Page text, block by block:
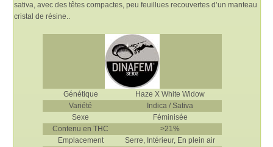
sativa, avec des têtes compactes, peu feuillues recouvertes d’un manteau
cristal de résine..
Génétique
Haze X White Widow
Variété
Indica / Sativa
Sexe
Féminisée
Contenu en THC
>21%
Emplacement
Serre, Intérieur, En plein air